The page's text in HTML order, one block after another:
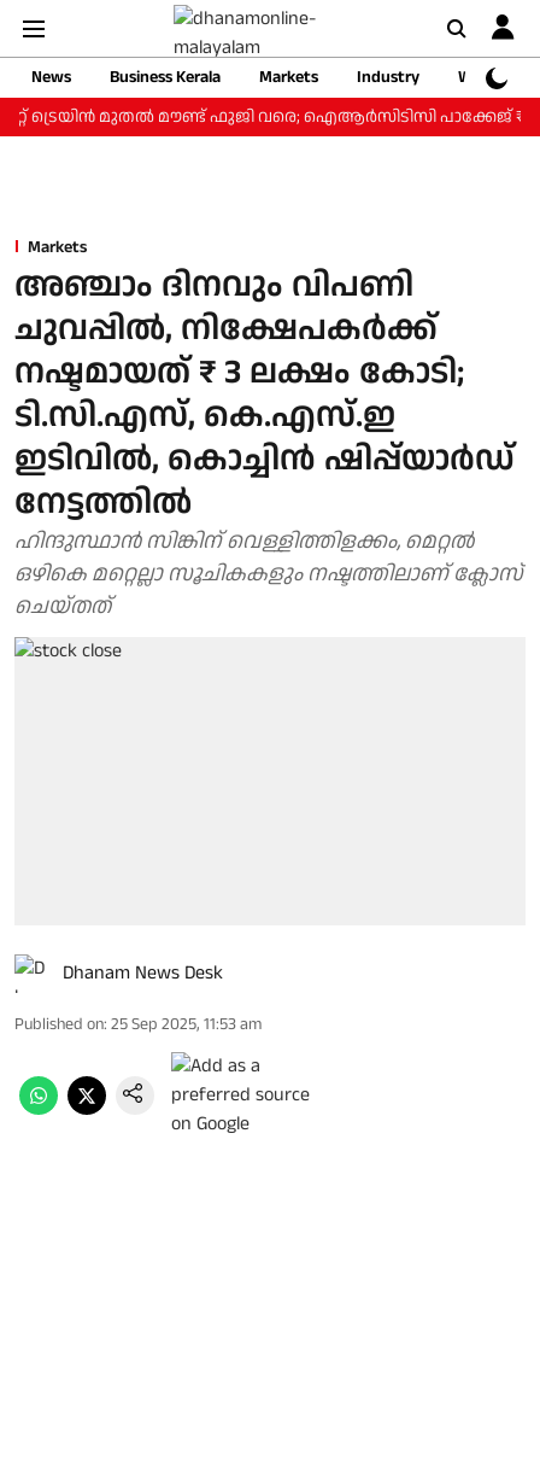
News Business Kerala Markets Industry
Web
ട്രെയിന്‍ മുതല്‍ മൗണ്ട് ഫുജി വരെ; ഐആര്‍സിടിസി പാക്കേജ്
Markets
അഞ്ചാം ദിനവും വിപണി
ചുവപ്പില്‍, നിക്ഷേപകര്‍ക്ക്
നഷ്ടമായത് ₹ 3 ലക്ഷം കോടി;
ടി.സി.എസ്, കെ.എസ്.ഇ
ഇടിവില്‍, കൊച്ചിൻ ഷിപ്പ്‌യാർഡ്
നേട്ടത്തില്‍
ഹിന്ദുസ്ഥാന്‍ സിങ്കിന് വെള്ളിത്തിളക്കം, മെറ്റല്‍
ഒഴികെ മറ്റെല്ലാ സൂചികകളും നഷ്ടത്തിലാണ് ക്ലോസ്
ചെയ്തത്
Dhanam News Desk
Published on: 25 Sep 2025, 11:53 am